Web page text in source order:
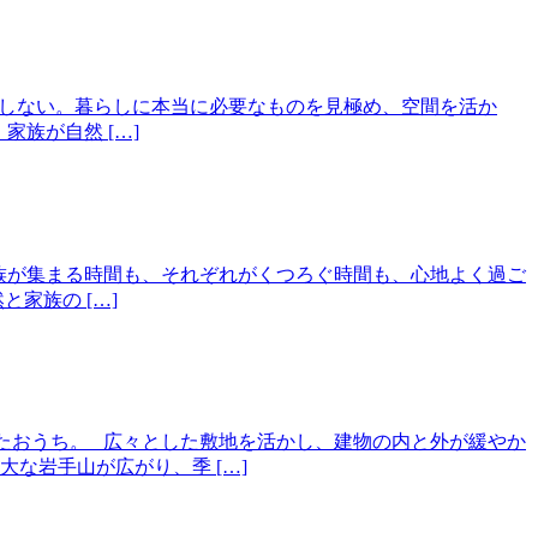
い。暮らしに本当に必要なものを見極め、空間を活か
家族が自然 […]
集まる時間も、それぞれがくつろぐ時間も、心地よく過ご
と家族の […]
おうち。 広々とした敷地を活かし、建物の内と外が緩やか
な岩手山が広がり、季 […]